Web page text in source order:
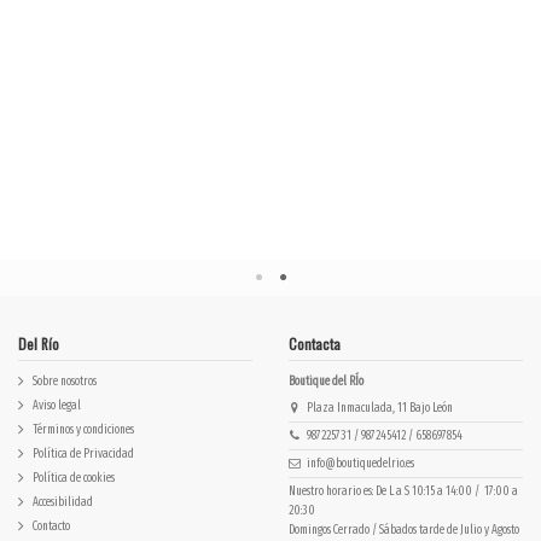
Del Río
Sobre nosotros
Aviso legal
Términos y condiciones
Política de Privacidad
Política de cookies
Accesibilidad
Contacto
Contacta
Boutique del RÍo
Plaza Inmaculada, 11 Bajo León
987225731 / 987245412 / 658697854
info@boutiquedelrio.es
Nuestro horario es: De L a S 10:15 a 14:00 / 17:00 a
20:30
Domingos Cerrado / Sábados tarde de Julio y Agosto